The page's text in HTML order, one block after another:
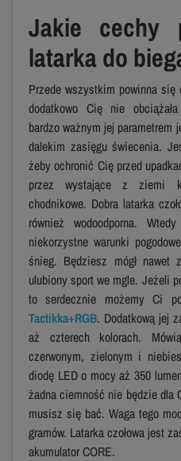
Jakie cechy
latarka do
Przede wszystkim powinna
dodatkowo Cię nie
bardzo ważnym jej parametrem
dalekim zasięgu świecenia.
żeby ochronić Cię przed
przez wystające z ziemi
chodnikowe. Dobra latarka
również wodoodporna.
niekorzystne warunki
śnieg. Będziesz mógł nawet
ulubiony sport we mgle. Jeżeli
to serdecznie możemy Ci
Tactikka+RGB. Dodatkową jej
aż czterech kolorach.
czerwonym, zielonym i
diodę LED o mocy aż 350
żadna ciemność nie będzie dla
musisz się bać. Waga tego
gramów. Latarka czołowa jest
akumulator CORE.